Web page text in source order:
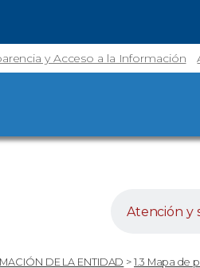
y Acceso a la Información
Atención y
DE LA ENTIDAD >1.3 Mapa de